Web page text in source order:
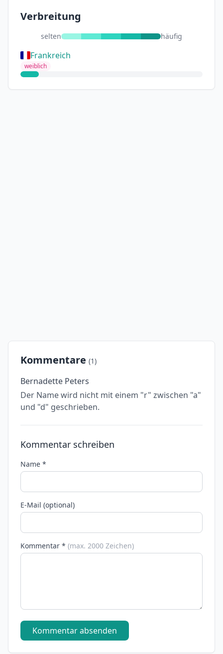
Verbreitung
selten häufig
Frankreich
weiblich
Kommentare (1)
Bernadette Peters
Der Name wird nicht mit einem "r" zwischen "a"
und "d" geschrieben.
Kommentar schreiben
Name *
E-Mail (optional)
Kommentar * (max. 2000 Zeichen)
Kommentar absenden